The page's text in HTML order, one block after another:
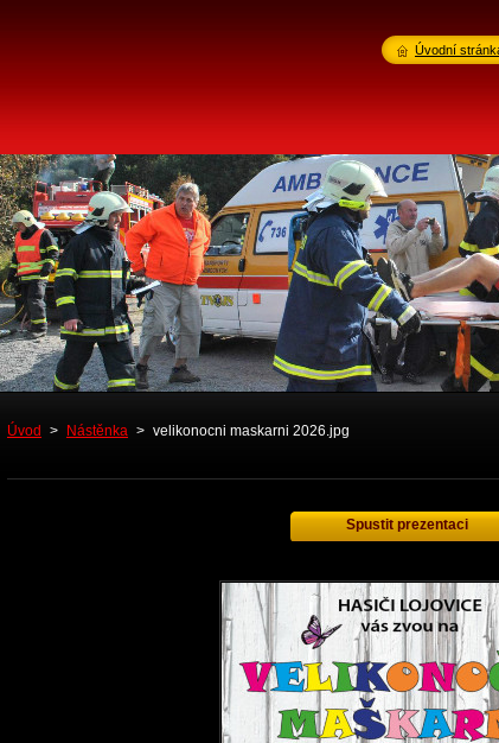
Úvod > Nástěnka > velikonocni maskarni 2026.jpg
Spustit prezentaci
Úvodní